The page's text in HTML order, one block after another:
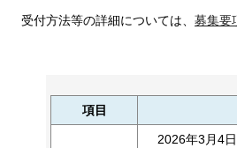
受付方法等の詳細については、 募集要
項目
2026年3月4